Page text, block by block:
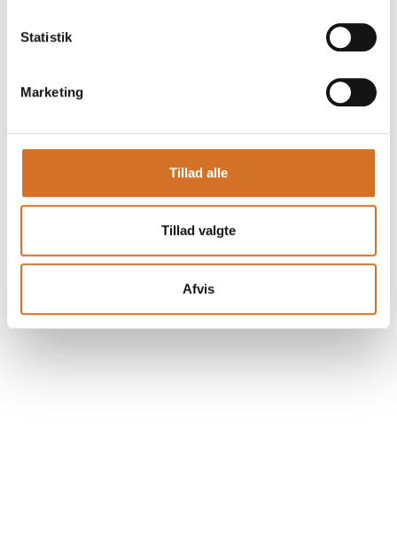
Statistik
Marketing
Tillad alle
Tillad valgte
Afvis